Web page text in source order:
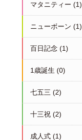
マタニティー (1)
ニューボーン (1)
百日記念 (1)
1歳誕生 (0)
七五三 (2)
十三祝(2)
成人式(1)